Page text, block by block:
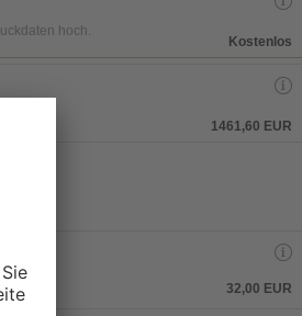
hoch.
Kostenlos
1461,60 EUR
32,00 EUR